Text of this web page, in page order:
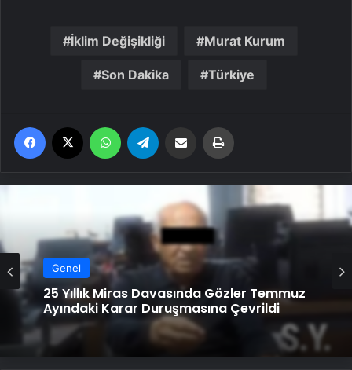
İklim Değişikliği Murat Kurum
Son Dakika Türkiye
Facebook WhatsApp Email'den paylaş
Genel
25 Yıllık Miras Davasında Gözler Temmuz
Ayındaki Karar Duruşmasına Çevrildi